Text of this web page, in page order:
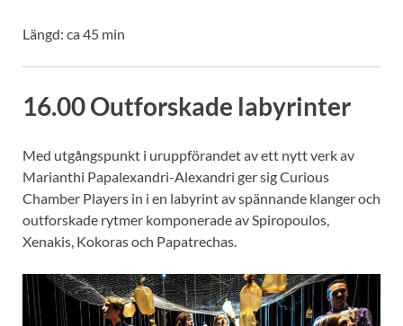
Längd: ca 45 min
16.00 Outforskade labyrinter
Med utgångspunkt i uruppförandet av ett nytt verk av
Marianthi Papalexandri-Alexandri ger sig Curious
Chamber Players in i en labyrint av spännande klanger och
outforskade rytmer komponerade av Spiropoulos,
Xenakis, Kokoras och Papatrechas.